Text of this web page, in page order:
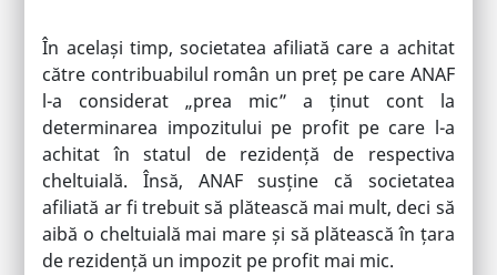
În același timp, societatea afiliată care a achitat
către contribuabilul român un preț pe care ANAF
l-a considerat „prea mic” a ținut cont la
determinarea impozitului pe profit pe care l-a
achitat în statul de rezidență de respectiva
cheltuială. Însă, ANAF susține că societatea
afiliată ar fi trebuit să plătească mai mult, deci să
aibă o cheltuială mai mare și să plătească în țara
de rezidență un impozit pe profit mai mic.